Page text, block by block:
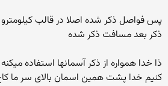
پس فواصل ذکر شده اصلا در قالب
ذکر بعد مسافت ذکر شده
ذا خدا همواره از ذکر آسمانها استفاده
کنیم خدا پشت همین اسمان بالای سر ما